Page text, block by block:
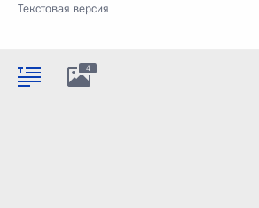
Текстовая версия
4